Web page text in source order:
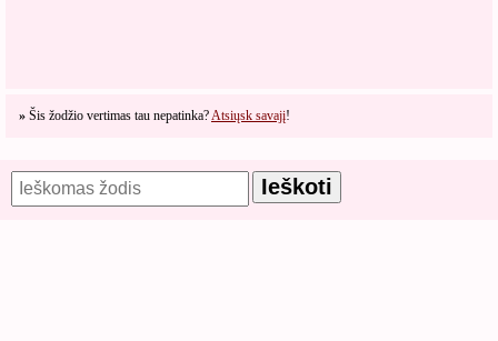
» Šis žodžio vertimas tau nepatinka?Atsiųsk savajį!